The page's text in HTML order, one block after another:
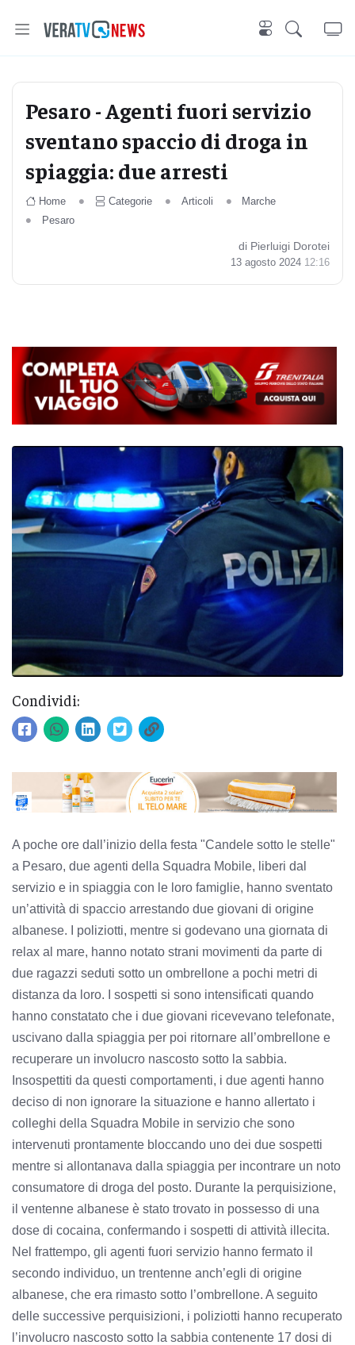
Pesaro - Agenti fuori servizio
sventano spaccio di droga in
spiaggia: due arresti
Home Categorie Articoli
Marche
Pesaro
di Pierluigi Dorotei
13 agosto 2024 12:16
Condividi:
A poche ore dall’inizio della festa "Candele sotto le stelle"
a Pesaro, due agenti della Squadra Mobile, liberi dal
servizio e in spiaggia con le loro famiglie, hanno sventato
un’attività di spaccio arrestando due giovani di origine
albanese. I poliziotti, mentre si godevano una giornata di
relax al mare, hanno notato strani movimenti da parte di
due ragazzi seduti sotto un ombrellone a pochi metri di
distanza da loro. I sospetti si sono intensificati quando
hanno constatato che i due giovani ricevevano telefonate,
uscivano dalla spiaggia per poi ritornare all’ombrellone e
recuperare un involucro nascosto sotto la sabbia.
Insospettiti da questi comportamenti, i due agenti hanno
deciso di non ignorare la situazione e hanno allertato i
colleghi della Squadra Mobile in servizio che sono
intervenuti prontamente bloccando uno dei due sospetti
mentre si allontanava dalla spiaggia per incontrare un noto
consumatore di droga del posto. Durante la perquisizione,
il ventenne albanese è stato trovato in possesso di una
dose di cocaina, confermando i sospetti di attività illecita.
Nel frattempo, gli agenti fuori servizio hanno fermato il
secondo individuo, un trentenne anch’egli di origine
albanese, che era rimasto sotto l’ombrellone. A seguito
delle successive perquisizioni, i poliziotti hanno recuperato
l’involucro nascosto sotto la sabbia contenente 17 dosi di